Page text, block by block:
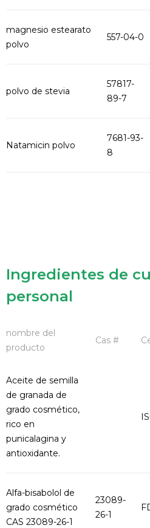
magnesio estearato
polvo
557-04-0
polvo de stevia
57817-
89-7
Natamicin polvo
7681-93-
8
Ingredientes de
personal
nombre del
producto
Cas #
Aceite de semilla
de granada de
grado cosmético,
rico en
punicalagina y
antioxidante.
Alfa-bisabolol de
grado cosmético
CAS 23089-26-1
23089-
26-1